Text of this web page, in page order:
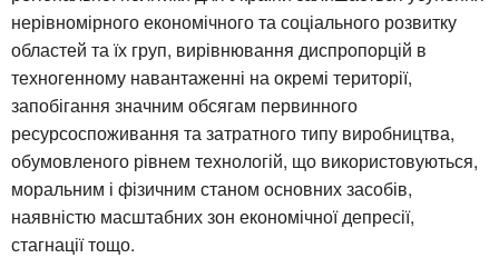
нерівномірного економічного та соціального розвитку
областей та їх груп, вирівнювання диспропорцій в
техногенному навантаженні на окремі території,
запобігання значним обсягам первинного
ресурсоспоживання та затратного типу виробництва,
обумовленого рівнем технологій, що використовуються,
моральним і фізичним станом основних засобів,
наявністю масштабних зон економічної депресії,
стагнації тощо.